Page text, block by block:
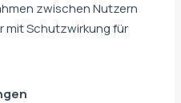
zwischen Nutzern
mit Schutzwirkung für